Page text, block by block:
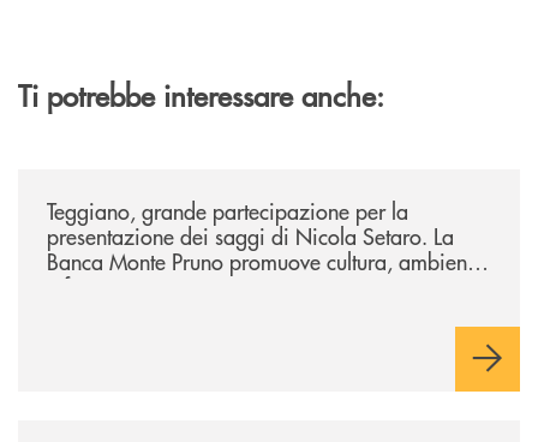
Ti potrebbe interessare anche:
Teggiano, grande partecipazione per la
presentazione dei saggi di Nicola Setaro. La
Banca Monte Pruno promuove cultura, ambiente
e futuro